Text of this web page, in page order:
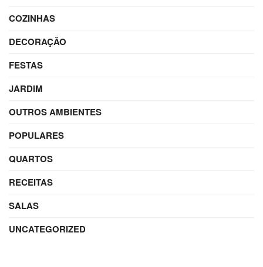
COZINHAS
DECORAÇÃO
FESTAS
JARDIM
OUTROS AMBIENTES
POPULARES
QUARTOS
RECEITAS
SALAS
UNCATEGORIZED